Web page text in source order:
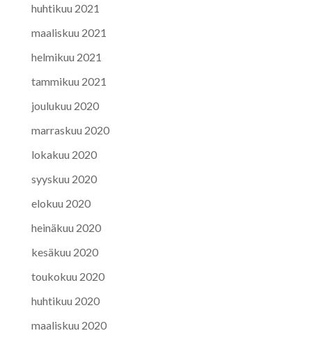
huhtikuu 2021
maaliskuu 2021
helmikuu 2021
tammikuu 2021
joulukuu 2020
marraskuu 2020
lokakuu 2020
syyskuu 2020
elokuu 2020
heinäkuu 2020
kesäkuu 2020
toukokuu 2020
huhtikuu 2020
maaliskuu 2020